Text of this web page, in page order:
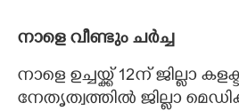
നാളെ വീണ്ടും ചർച്ച
നാളെ ഉച്ചയ്ക്ക് 12ന് ജില്ലാ
നേതൃത്വത്തിൽ ജില്ലാ